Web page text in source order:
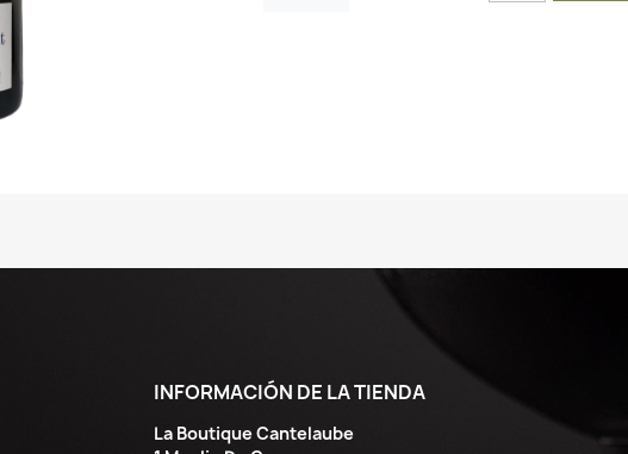
INFORMACIÓN DE LA TIENDA
La Boutique Cantelaube